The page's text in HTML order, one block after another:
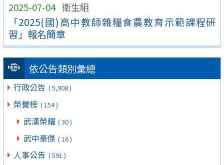
2025-07-04 衛生組
「2025(國)高中教師雜糧食農教育示範課程研
習」報名簡章
依公告類別彙總
行政公告 ( 5,908 )
榮譽榜 ( 154 )
武漢榮耀 ( 30 )
武中豪傑 ( 16 )
人事公告 ( 591 )